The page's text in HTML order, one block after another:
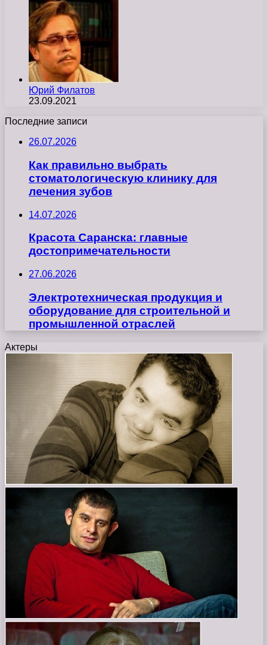
Юрий Филатов
23.09.2021
Последние записи
26.07.2026
Как правильно выбрать
стоматологическую клинику для
лечения зубов
14.07.2026
Красота Саранска: главные
достопримечательности
27.06.2026
Электротехническая продукция и
оборудование для строительной и
промышленной отраслей
Актеры